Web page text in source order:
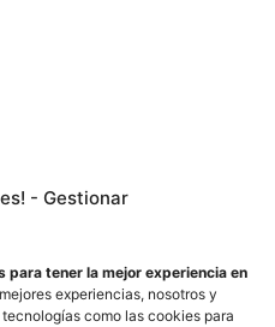
- Gestionar
para tener la mejor experiencia en
experiencias, nosotros y
como las cookies para
Amazon, obtengo
aplicables.